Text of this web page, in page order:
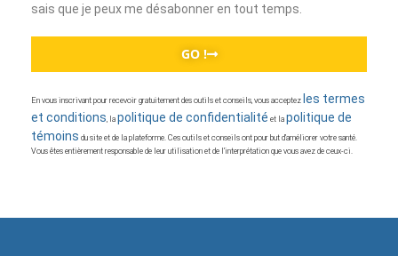
sais que je peux me désabonner en tout temps.
GO !
En vous inscrivant pour recevoir gratuitement des outils et conseils, vous acceptez les termes
et conditions , la politique de confidentialité et la politique de
témoins du site et de la plateforme. Ces outils et conseils ont pour but d’améliorer votre santé.
Vous êtes entièrement responsable de leur utilisation et de l’interprétation que vous avez de ceux-ci.